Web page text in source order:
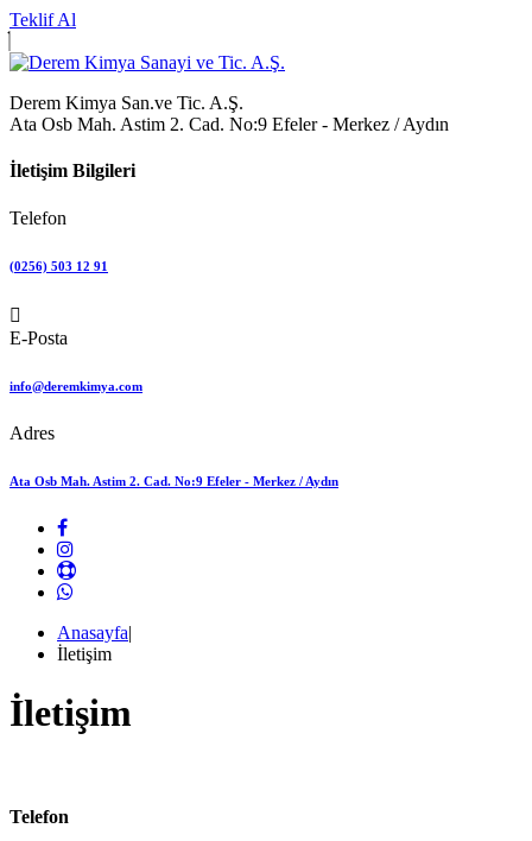
Teklif Al
Derem Kimya San.ve Tic. A.Ş.
Ata Osb Mah. Astim 2. Cad. No:9 Efeler - Merkez / Aydın
İletişim Bilgileri
Telefon
(0256) 503 12 91
E-Posta
info@deremkimya.com
Adres
Ata Osb Mah. Astim 2. Cad. No:9 Efeler - Merkez / Aydın
Anasayfa|
İletişim
İletişim
Telefon